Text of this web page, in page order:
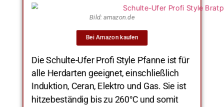
Bild: amazon.de
Bei Amazon kaufen
Die Schulte-Ufer Profi Style Pfanne ist für
alle Herdarten geeignet, einschließlich
Induktion, Ceran, Elektro und Gas. Sie ist
hitzebeständig bis zu 260°C und somit